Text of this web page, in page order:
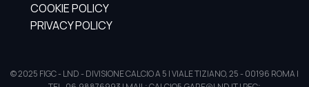
COOKIE POLICY
PRIVACY POLICY
© 2025 FIGC - LND - DIVISIONE CALCIO A 5 | VIALE TIZIANO, 25 - 00196 ROMA |